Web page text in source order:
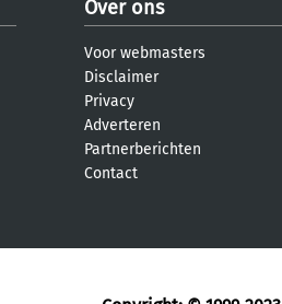
Over ons
Voor webmasters
Disclaimer
Privacy
Adverteren
Partnerberichten
Contact